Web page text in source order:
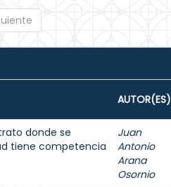
AUTOR(ES)
donde se
tiene competencia
Juan
Antonio
Arana
Osornio